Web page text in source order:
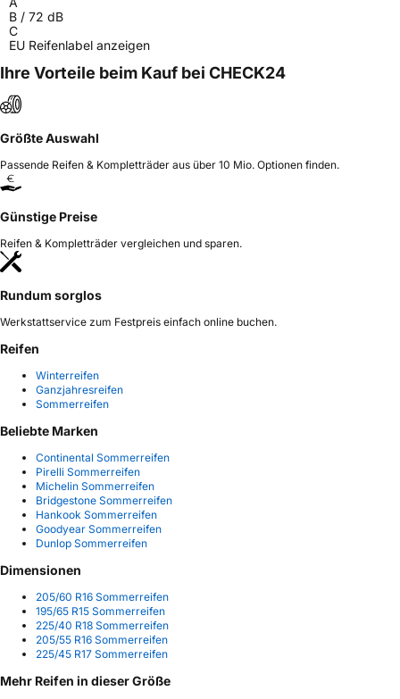
B / 72 dB
C
EU Reifenlabel anzeigen
Ihre Vorteile beim Kauf bei CHECK24
Größte Auswahl
Passende Reifen & Kompletträder aus über 10 Mio. Optionen finden.
Günstige Preise
Reifen & Kompletträder vergleichen und sparen.
Rundum sorglos
Werkstattservice zum Festpreis einfach online buchen.
Reifen
Winterreifen
Ganzjahresreifen
Sommerreifen
Beliebte Marken
Continental Sommerreifen
Pirelli Sommerreifen
Michelin Sommerreifen
Bridgestone Sommerreifen
Hankook Sommerreifen
Goodyear Sommerreifen
Dunlop Sommerreifen
Dimensionen
205/60 R16 Sommerreifen
195/65 R15 Sommerreifen
225/40 R18 Sommerreifen
205/55 R16 Sommerreifen
225/45 R17 Sommerreifen
Mehr Reifen in dieser Größe